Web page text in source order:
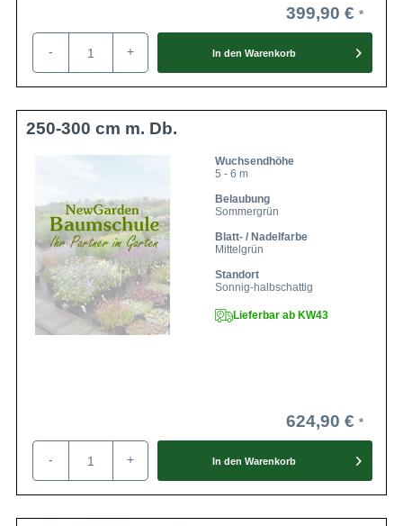
399,90 €
- + In den Warenkorb
250-300 cm m. Db.
Wuchsendhöhe
5 - 6 m
Belaubung
Sommergrün
Blatt- / Nadelfarbe
Mittelgrün
Standort
Sonnig-halbschattig
Lieferbar ab KW43
624,90 €
- + In den Warenkorb